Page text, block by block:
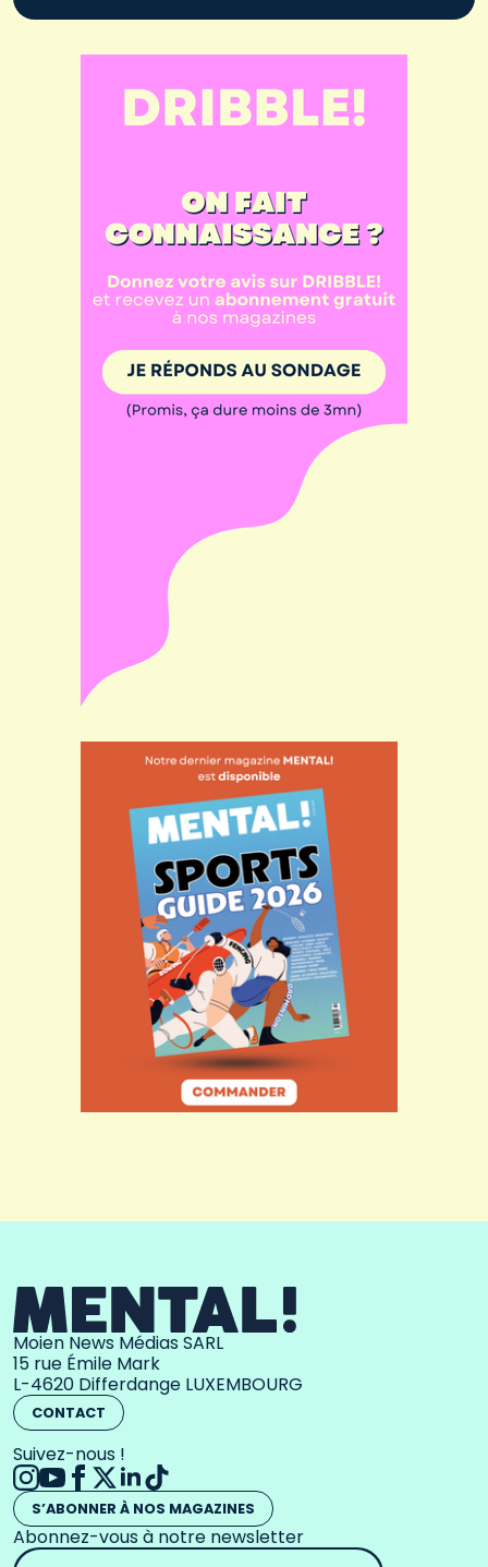
Moien News Médias SARL
15 rue Émile Mark
L-4620 Differdange LUXEMBOURG
CONTACT
Suivez-nous !
S’ABONNER À NOS MAGAZINES
Abonnez-vous à notre newsletter
Adresse